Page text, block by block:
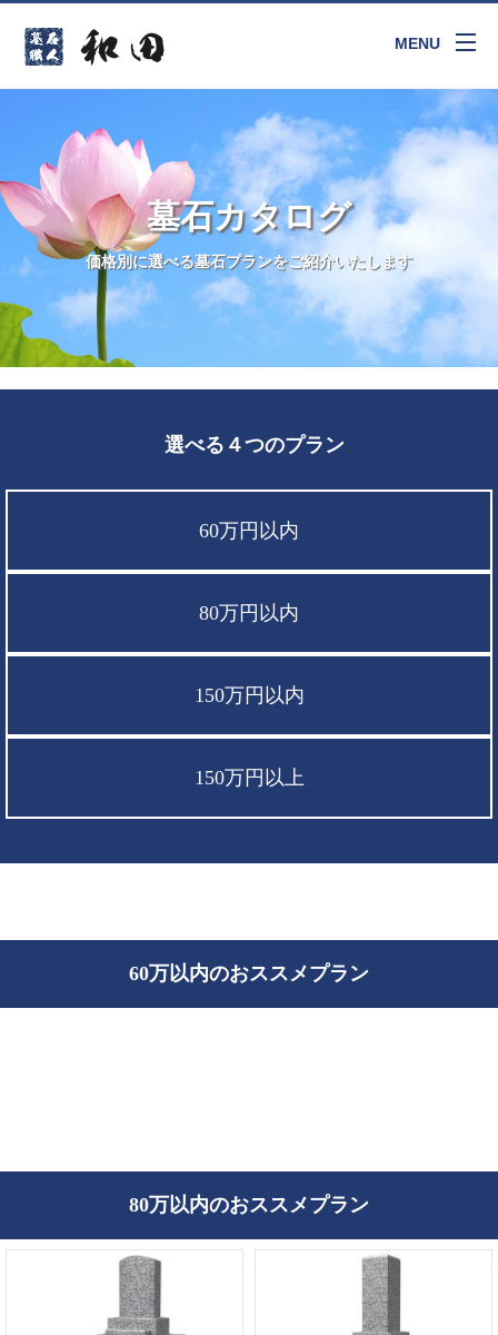
MENU
墓石カタログ
価格別に選べる墓石プランをご紹介いたします
選べる４つのプラン
60万円以内
80万円以内
150万円以内
150万円以上
60万以内のおススメプラン
80万以内のおススメプラン